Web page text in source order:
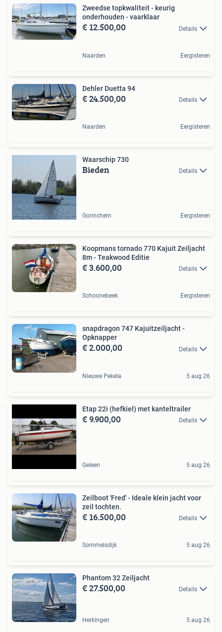
Zweedse topkwaliteit - keurig
onderhouden - vaarklaar
€ 12.500,00 Details
Naarden Eergisteren
Dehler Duetta 94
€ 24.500,00 Details
Naarden Eergisteren
Waarschip 730
Bieden Details
Gorinchem Eergisteren
Koopmans tornado 770 Kajuit Zeiljacht
8m - Teakwood Editie
€ 3.600,00 Details
Schoonebeek Eergisteren
snapdragon 747 Kajuitzeiljacht -
Opknapper
€ 2.000,00 Details
Nieuwe Pekela 5 aug 26
Etap 22i (hefkiel) met kanteltrailer
€ 9.900,00 Details
Geleen 5 aug 26
Zeilboot 'Fred' - Ideale klein jacht voor
zeil tochten.
€ 16.500,00 Details
Sommelsdijk 5 aug 26
Phantom 32 Zeiljacht
€ 27.500,00 Details
Herkingen 5 aug 26